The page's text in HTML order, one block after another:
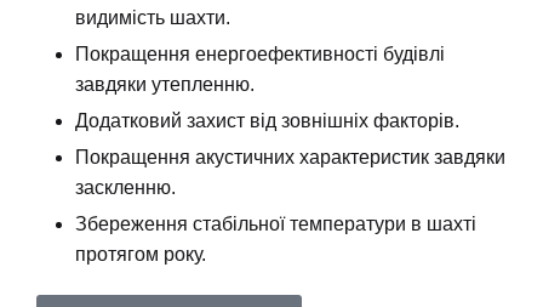
видимість шахти.
Покращення енергоефективності будівлі
завдяки утепленню.
Додатковий захист від зовнішніх факторів.
Покращення акустичних характеристик завдяки
заскленню.
Збереження стабільної температури в шахті
протягом року.